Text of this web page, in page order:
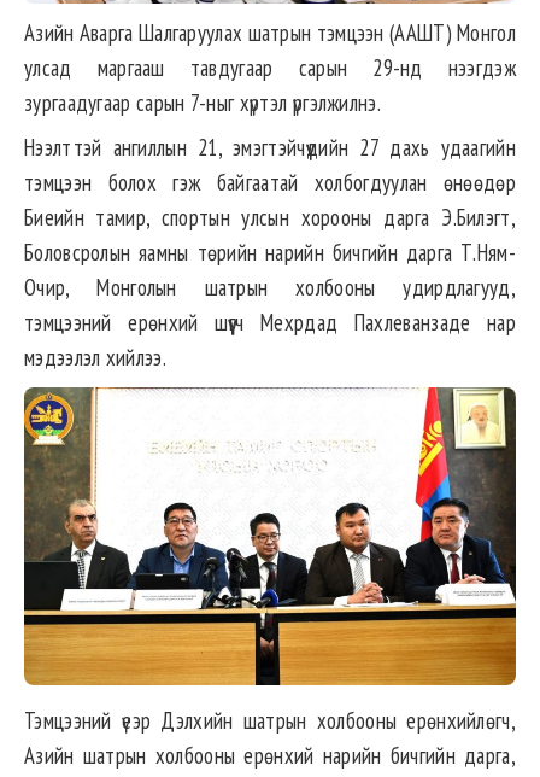
Азийн Аварга Шалгаруулах шатрын тэмцээн (ААШТ) Монгол
улсад маргааш тавдугаар сарын 29-нд нээгдэж
зургаадугаар сарын 7-ныг хүртэл үргэлжилнэ.
Нээлттэй ангиллын 21, эмэгтэйчүүдийн 27 дахь удаагийн
тэмцээн болох гэж байгаатай холбогдуулан өнөөдөр
Биеийн тамир, спортын улсын хорооны дарга Э.Билэгт,
Боловсролын яамны төрийн нарийн бичгийн дарга Т.Ням-
Очир, Монголын шатрын холбооны удирдлагууд,
тэмцээний ерөнхий шүүгч Мехрдад Пахлеванзаде нар
мэдээлэл хийлээ.
Тэмцээний үеэр Дэлхийн шатрын холбооны ерөнхийлөгч,
Азийн шатрын холбооны ерөнхий нарийн бичгийн дарга,